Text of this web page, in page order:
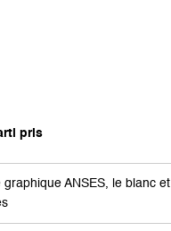
pris
ANSES, le blanc et